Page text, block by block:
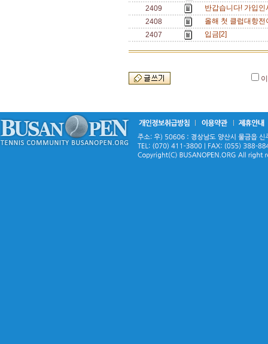
2409
반갑습니다! 가입
2408
올해 첫 클럽대항
2407
입금[2]